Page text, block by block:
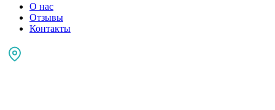
О нас
Отзывы
Контакты